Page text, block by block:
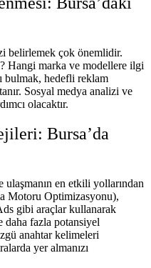
belirlemek çok önemlidir.
Hangi marka ve modellere ilgi
bulmak, hedefli reklam
Sosyal medya analizi ve
olacaktır.
Bursa’da
en etkili yollarından
Motoru Optimizasyonu),
gibi araçlar kullanarak
daha fazla potansiyel
anahtar kelimeleri
yer almanızı